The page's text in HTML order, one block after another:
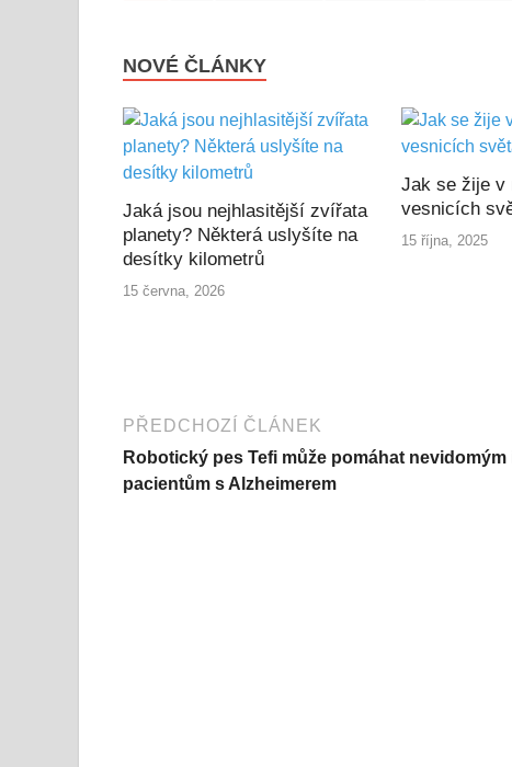
NOVÉ ČLÁNKY
Jaká jsou nejhlasitější zvířata
planety? Některá uslyšíte na
desítky kilometrů
15 června, 2026
Jak se žije v
vesnicích
15 října, 2025
PŘEDCHOZÍ ČLÁNEK
Robotický pes Tefi může pomáhat nevidomým
pacientům s Alzheimerem